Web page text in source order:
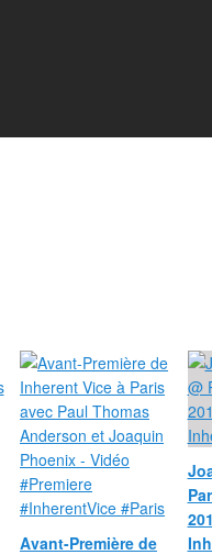
Avant-Première de